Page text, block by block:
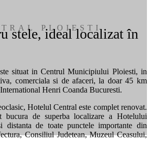
PLOIEȘTI
stele, ideal localizat în
situat in Centrul Municipiului Ploiesti, in
comerciala si de afaceri, la doar 45 km
Henri Coanda Bucuresti.
Hotelul Central este complet renovat.
bucura de superba localizare a Hotelului
distanta de toate punctele importante din
Consiliul Judetean, Muzeul Ceasului,